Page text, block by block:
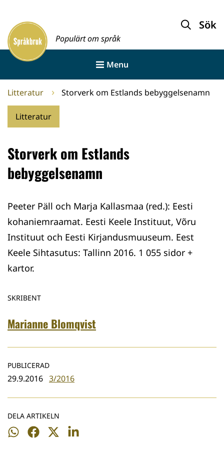
innehållet
Framsida
Populärt om språk
Sök
Menu
Litteratur Storverk om Estlands bebyggelsenamn
Litteratur
Storverk om Estlands
bebyggelsenamn
Peeter Päll och Marja Kallasmaa (red.): Eesti
kohaniemraamat. Eesti Keele Instituut, Võru
Instituut och Eesti Kirjandusmuuseum. Eest
Keele Sihtasutus: Tallinn 2016. 1 055 sidor +
kartor.
SKRIBENT
Marianne Blomqvist
PUBLICERAD
29.9.2016 3/2016
DELA ARTIKELN
Dela
Dela
Dela
Dela